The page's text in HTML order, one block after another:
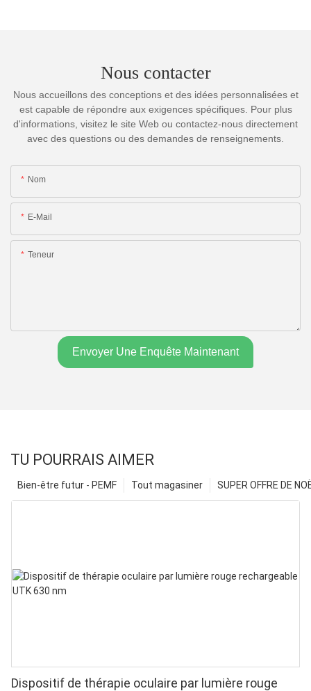
Nous contacter
Nous accueillons des conceptions et des idées personnalisées et
est capable de répondre aux exigences spécifiques. Pour plus
d'informations, visitez le site Web ou contactez-nous directement
avec des questions ou des demandes de renseignements.
Nom
E-Mail
Teneur
Envoyer Une Enquête Maintenant
TU POURRAIS AIMER
SUPER OFFRE DE
Tout magasiner
Bien-être futur - PEMF
Dispositif de thérapie oculaire par lumière rouge